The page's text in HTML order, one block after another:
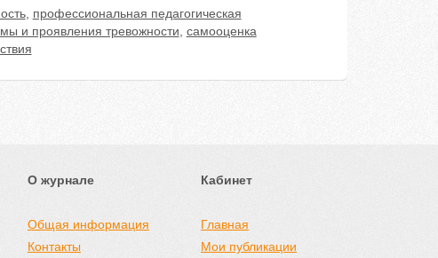
, профессиональная педагогическая
и проявления тревожности самооценка
О журнале
Общая информация
Контакты
Кабинет
Главная
Мои публикации